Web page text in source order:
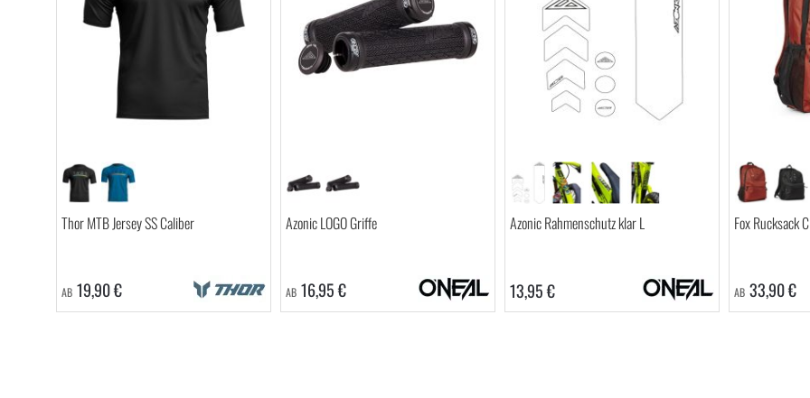
Thor MTB Jersey SS Caliber
AB 19,90 €
Azonic LOGO Griffe
AB 16,95 €
Azonic Rahmenschutz klar L
13,95 €
Fox Rucksack
AB 33,90 €